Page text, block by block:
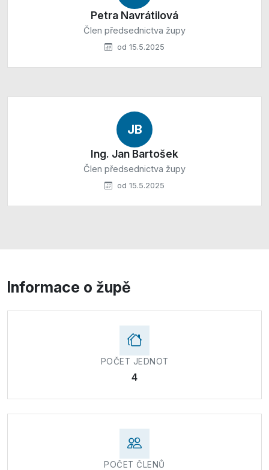
Petra Navrátilová
Člen předsednictva župy
od 15.5.2025
JB
Ing. Jan Bartošek
Člen předsednictva župy
od 15.5.2025
Informace o župě
POČET JEDNOT
4
POČET ČLENŮ